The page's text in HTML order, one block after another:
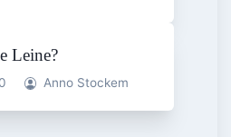
Leine?
Anno Stockem